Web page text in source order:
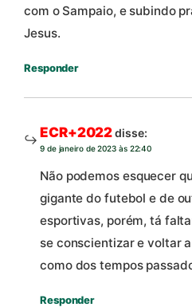
com o Sampaio, e subindo
Jesus.
Responder
ECR+2022disse:
9 de janeiro de 2023 às 22:40
Não podemos esquecer
gigante do futebol e de
esportivas, porém, tá
se conscientizar e voltar
como dos tempos
Responder